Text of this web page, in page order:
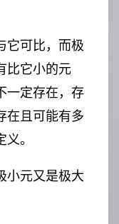
它可比，而极
比它小的元
一定存在，存
在且可能有多
。
小元又是极大